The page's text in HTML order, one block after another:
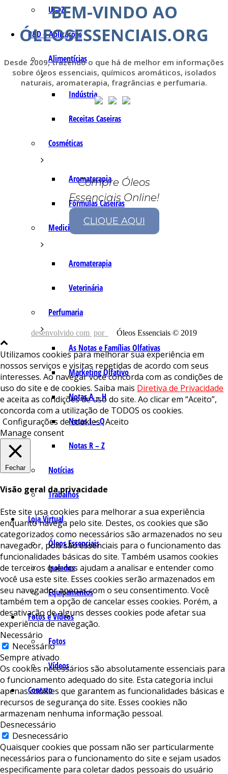
U – Z
P&D e Aplicações
Alimentícias
Indústria
Receitas Caseiras
Cosméticas
Aromaterapia
Fórmulas Caseiras
Medicinais
Aromaterapia
Veterinária
Perfumaria
As Notas e Famílias Olfativas
Marketing Olfativo
Notas A – H
Notas I – Q
Notas R – Z
Notícias
Trabalhos
Loja Virtual
Óleos Essenciais
Isolados
Equipamentos
Fotos e Vídeos
Fotos
Vídeos
Contato
BEM-VINDO AO
ÓLEOSESSENCIAIS.ORG
Desde 2009, trazendo o que há de melhor em informações
sobre óleos essenciais, químicos aromáticos, isolados
naturais, aromaterapia, fragrâncias e perfumaria.
Compre Óleos
Essenciais Online!
CLIQUE AQUI
desenvolvido com por Óleos Essenciais © 2019
Utilizamos cookies para melhorar sua experiência em
nossos serviços e visitas repetidas de acordo com seus
interesses. Ao navegar você concorda com as condições de
uso do site e de cookies. Saiba mais Diretiva de Privacidade
e aceita as condições de uso do site. Ao clicar em “Aceito”,
concorda com a utilização de TODOS os cookies.
Configurações de cookies Aceito
Manage consent
Fechar
Visão geral da privacidade
Este site usa cookies para melhorar a sua experiência
enquanto navega pelo site. Destes, os cookies que são
categorizados como necessários são armazenados no seu
navegador, pois são essenciais para o funcionamento das
funcionalidades básicas do site. Também usamos cookies
de terceiros que nos ajudam a analisar e entender como
você usa este site. Esses cookies serão armazenados em
seu navegador apenas com o seu consentimento. Você
também tem a opção de cancelar esses cookies. Porém, a
desativação de alguns desses cookies pode afetar sua
experiência de navegação.
Necessário
Necessário
Sempre ativado
Os cookies necessários são absolutamente essenciais para
o funcionamento adequado do site. Esta categoria inclui
apenas cookies que garantem as funcionalidades básicas e
recursos de segurança do site. Esses cookies não
armazenam nenhuma informação pessoal.
Desnecessário
Desnecessário
Quaisquer cookies que possam não ser particularmente
necessários para o funcionamento do site e sejam usados ​​
especificamente para coletar dados pessoais do usuário